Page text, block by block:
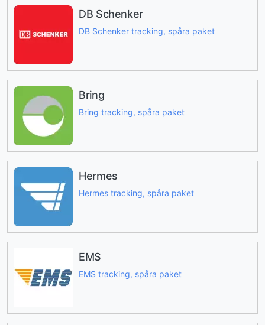
DB Schenker
DB Schenker tracking, spåra paket
Bring
Bring tracking, spåra paket
Hermes
Hermes tracking, spåra paket
EMS
EMS tracking, spåra paket